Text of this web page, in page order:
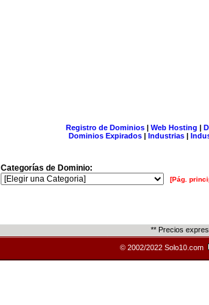
Registro de Dominios| Web Hosting |
Dominios Expirados | Industrias |
Categorías de Dominio:
[Pág.
** Precios
© 2002/2022 Solo10.com